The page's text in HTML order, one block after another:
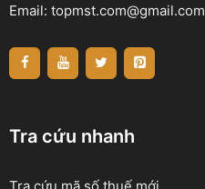
Email: topmst.com@gmail.com
Tra cứu nhanh